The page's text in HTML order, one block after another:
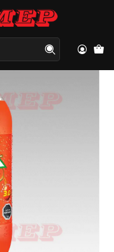
Bebida Orange 3 lt